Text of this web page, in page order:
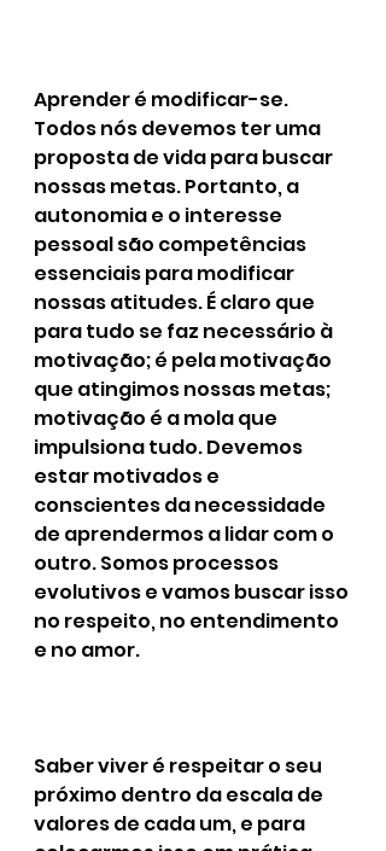
Aprender é modificar-se.
Todos nós devemos ter uma
proposta de vida para buscar
nossas metas. Portanto, a
autonomia e o interesse
pessoal são competências
essenciais para modificar
nossas atitudes. É claro que
para tudo se faz necessário à
motivação; é pela motivação
que atingimos nossas metas;
motivação é a mola que
impulsiona tudo. Devemos
estar motivados e
conscientes da necessidade
de aprendermos a lidar com o
outro. Somos processos
evolutivos e vamos buscar isso
no respeito, no entendimento
e no amor.
Saber viver é respeitar o seu
próximo dentro da escala de
valores de cada um, e para